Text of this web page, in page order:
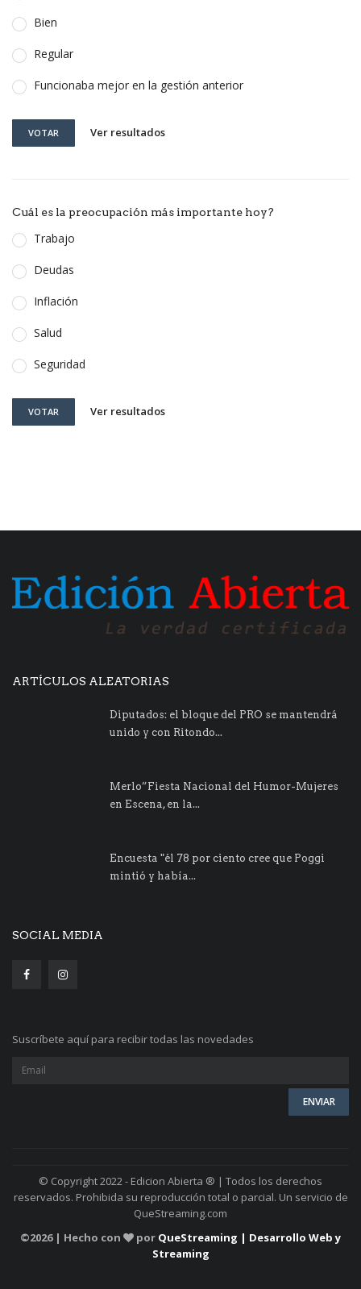
Bien
Regular
Funcionaba mejor en la gestión anterior
VOTAR Ver resultados
Cuál es la preocupación más importante hoy?
Trabajo
Deudas
Inflación
Salud
Seguridad
VOTAR Ver resultados
ARTÍCULOS ALEATORIAS
Diputados: el bloque del PRO se mantendrá
unido y con Ritondo...
Merlo”Fiesta Nacional del Humor-Mujeres
en Escena, en la...
Encuesta "él 78 por ciento cree que Poggi
mintió y había...
SOCIAL MEDIA
Suscríbete aquí para recibir todas las novedades
© Copyright 2022 - Edicion Abierta ® | Todos los derechos
reservados. Prohibida su reproducción total o parcial. Un servicio de
QueStreaming.com
©2026 | Hecho con por QueStreaming | Desarrollo Web y
Streaming